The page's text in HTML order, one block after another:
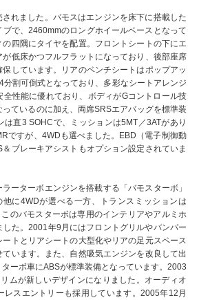
れました。バモスはエンジンを床下に搭載した
ブで、2460mmのロングホイールベースとなって
四隅にタイヤを配置。フロントシートの下にエ
低床かつフルフラットになっており、後部座席
しています。リアのベンチシートはポップアッ
分割可倒式となっており、多彩なシートアレンジ
性能に優れており、ボディがGコントロール技
ているのに加え、両席SRSエアバッグを標準装
直3 SOHCで、ミッションは5MT／3ATがあり
ですが、4WDも選べました。EBD（電子制御動
ブレーキアシストもオプション設定されていま
ーターボエンジンを搭載する「バモスターボ」
に4WDが選べる一方、トランスミッションは
のバモスターボは専用のインテリアやアルミホ
した。2001年9月にはフロントグリルやバンパー
トとリアシートの大型化やリアの足元スペース
います。また、自然吸気エンジンを改良して出
ーボ車にABSが標準装備となっています。2003
ムが新しいデザインになりました。オーディオ
レスエントリーも採用しています。2005年12月